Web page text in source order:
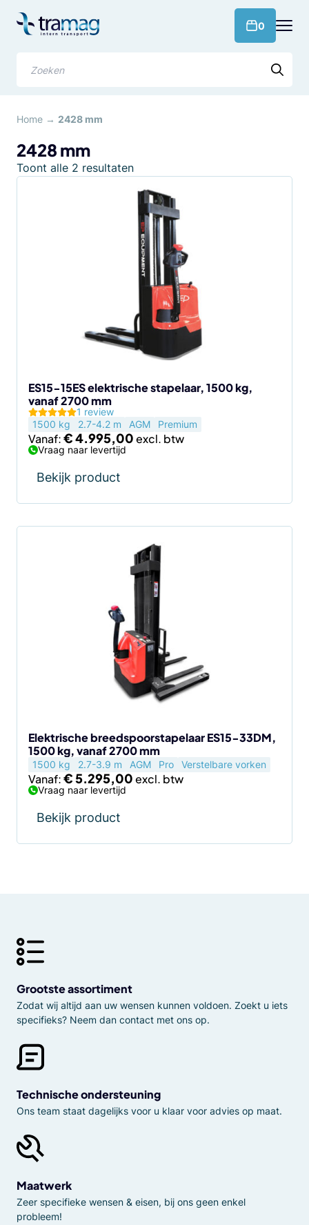
naar
0
Home → 2428 mm
2428 mm
Toont alle 2 resultatenGesorteerd
populariteit
ES15-15ES elektrische stapelaar, 1500 kg,
vanaf 2700 mm
1 review
1500 kg
2.7-4.2 m AGM Premium
Vanaf:€4.995,00
Vraag naar levertijd
Bekijk product
de
productpagina
Elektrische breedspoorstapelaar ES15-33DM,
1500 kg, vanaf 2700 mm
1500 kg 2.7-3.9 m AGM Pro Verstelbare vorken
Vanaf:€5.295,00
Vraag naar levertijd
Bekijk product
de
productpagina
Grootste assortiment
Zodat wij altijd aan uw wensen kunnen voldoen. Zoekt u iets
specifieks? Neem dan contact met ons op.
Technische ondersteuning
Ons team staat dagelijks voor u klaar voor advies op maat.
Maatwerk
Zeer specifieke wensen & eisen, bij ons geen enkel
probleem!